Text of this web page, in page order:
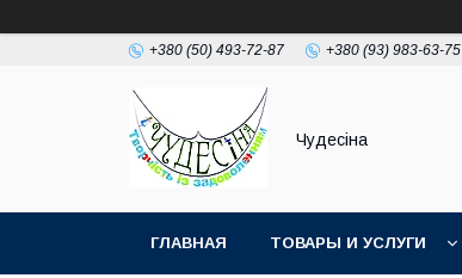
+380 (50) 493-72-87 +380 (93) 983-63-75
Чудесіна
ГЛАВНАЯ ТОВАРЫ И УСЛУГИ